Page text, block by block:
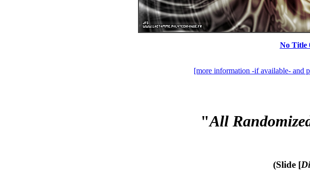
No Title
[more information -if available- and
"All
(Slide [